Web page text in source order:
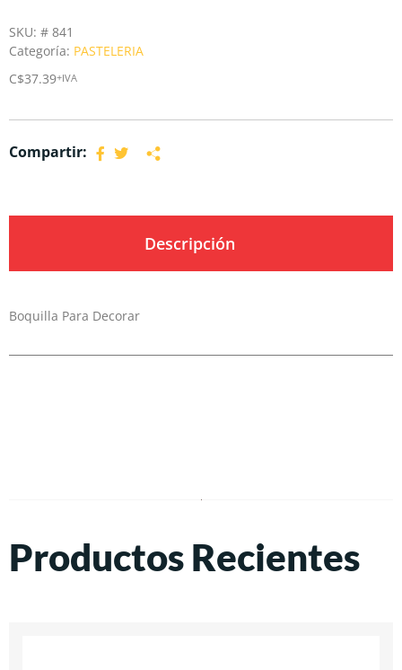
SKU: # 841
Categoría: PASTELERIA
C$37.39+IVA
Compartir:
Descripción
Boquilla Para Decorar
Productos Recientes